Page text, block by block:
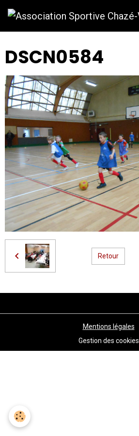
DSCN0584
Retour
Mentions légales
Gestion des cookies